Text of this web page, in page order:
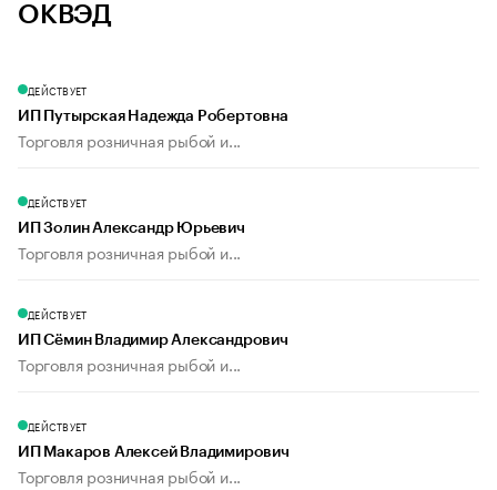
ОКВЭД
ДЕЙСТВУЕТ
ИП Путырская Надежда Робертовна
Торговля розничная рыбой и...
ДЕЙСТВУЕТ
ИП Золин Александр Юрьевич
Торговля розничная рыбой и...
ДЕЙСТВУЕТ
ИП Сёмин Владимир Александрович
Торговля розничная рыбой и...
ДЕЙСТВУЕТ
ИП Макаров Алексей Владимирович
Торговля розничная рыбой и...